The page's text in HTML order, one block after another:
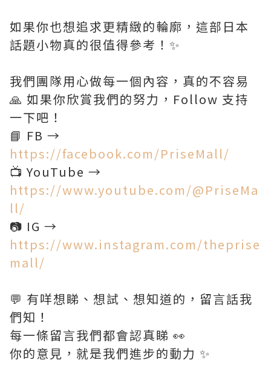
如果你也想追求更精緻的輪廓，這部日本
話題小物真的很值得參考！✨
我們團隊用心做每一個內容，真的不容易
🙏 如果你欣賞我們的努力，Follow 支持
一下吧！
📘 FB →
https://facebook.com/PriseMall/
📺 YouTube →
https://www.youtube.com/@PriseMa
ll/
📷 IG →
https://www.instagram.com/theprise
mall/
💬 有咩想睇、想試、想知道的，留言話我
們知！
每一條留言我們都會認真睇 👀
你的意見，就是我們進步的動力 ✨